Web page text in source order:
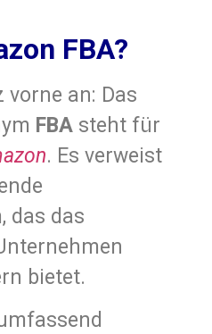
FBA?
vorne an: Das
FBA steht für
. Es verweist
das das
bietet.